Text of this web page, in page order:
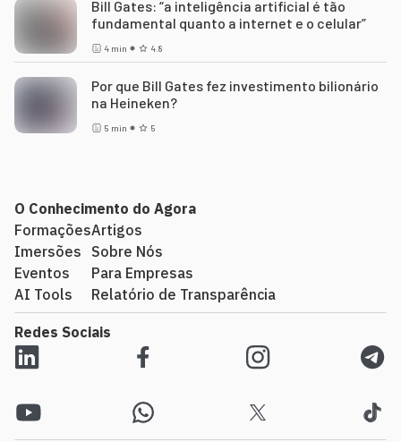
Bill Gates: “a inteligência artificial é tão
fundamental quanto a internet e o celular”
4 min 4.8
Por que Bill Gates fez investimento bilionário
na Heineken?
5 min 5
O Conhecimento do Agora
Formações
Imersões
Eventos
AI Tools
Artigos
Sobre Nós
Para Empresas
Relatório de Transparência
Redes Sociais